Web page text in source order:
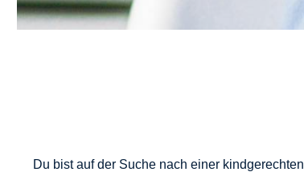
Du bist auf der Suche nach einer kindgerechten